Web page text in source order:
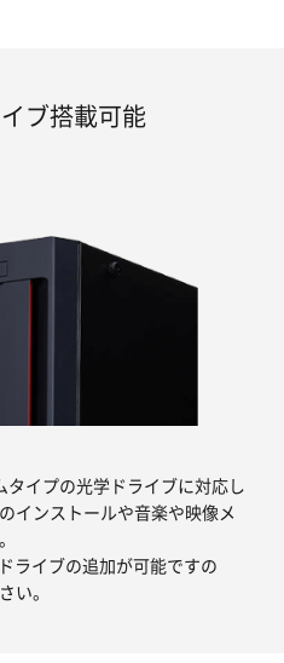
ブ搭載可能
イプの光学ドライブに対応し
インストールや音楽や映像メ
ライブの追加が可能ですの
い。